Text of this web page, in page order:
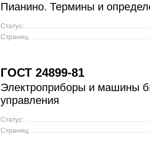
Пианино. Термины и
Статус:
Страниц:
ГОСТ 24899-81
Электроприборы и машины
управления
Статус:
Страниц: